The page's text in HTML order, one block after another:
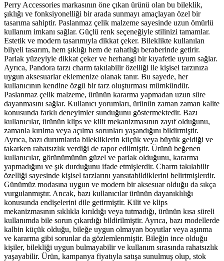
Perry Accessories markasının öne çıkan ürünü olan bu bileklik,
şıklığı ve fonksiyonelliği bir arada sunmayı amaçlayan özel bir
tasarıma sahiptir. Paslanmaz çelik malzeme sayesinde uzun ömürlü
kullanım imkanı sağlar. Güçlü renk seçeneğiyle stilinizi tamamlar.
Estetik ve modern tasarımıyla dikkat çeker. Bileklikte kullanılan
bilyeli tasarım, hem şıklığı hem de rahatlığı beraberinde getirir.
Parlak yüzeyiyle dikkat çeker ve herhangi bir kıyafetle uyum sağlar.
Ayrıca, Pandora tarzı charm takılabilir özelliği ile kişisel tarzınıza
uygun aksesuarlar eklemenize olanak tanır. Bu sayede, her
kullanıcının kendine özgü bir tarz oluşturması mümkündür.
Paslanmaz çelik malzeme, ürünün kararma yapmadan uzun süre
dayanmasını sağlar. Kullanıcı yorumları, ürünün zaman zaman kalite
konusunda farklı deneyimler sunduğunu göstermektedir. Bazı
kullanıcılar, ürünün klips ve kilit mekanizmasının zayıf olduğunu,
zamanla kırılma veya açılma sorunları yaşandığını bildirmiştir.
Ayrıca, bazı durumlarda bilekliklerin küçük veya büyük geldiği ve
takarken rahatsızlık verdiği de rapor edilmiştir. Ürünü beğenen
kullanıcılar, görünümünün güzel ve parlak olduğunu, kararma
yapmadığını ve şık durduğunu ifade etmişlerdir. Charm takılabilir
özelliği sayesinde kişisel tarzlarını yansıtabildiklerini belirtmişlerdir.
Günümüz modasına uygun ve modern bir aksesuar olduğu da sıkça
vurgulanmıştır. Ancak, bazı kullanıcılar ürünün dayanıklılığı
konusunda endişelerini dile getirmiştir. Kilit ve klips
mekanizmasının sıklıkla kırıldığı veya tutmadığı, ürünün kısa süreli
kullanımda bile sorun çıkardığı bildirilmiştir. Ayrıca, bazı modellerde
kalbin küçük olduğu, bileğe uygun olmayan boyutlar veya aşınma
ve kararma gibi sorunlar da gözlemlenmiştir. Bileğin ince olduğu
kişiler, bilekliği uygun bulmayabilir ve kullanım sırasında rahatsızlık
yaşayabilir. Ürün, kampanya fiyatıyla satışa sunulmuş olup, stok